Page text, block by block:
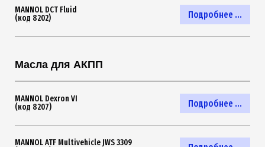
Подробнее ...
MANNOL DCT Fluid
(код 8202)
Масла для АКПП
Подробнее ...
MANNOL Dexron VI
(код 8207)
MANNOL ATF Multivehicle JWS 3309